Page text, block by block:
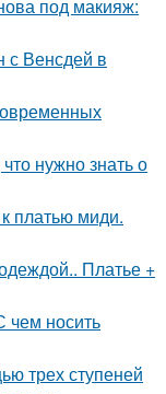
под макияж:
с Венсдей в
нужно знать о
платью миди.
Платье +
чем носить
трех ступеней